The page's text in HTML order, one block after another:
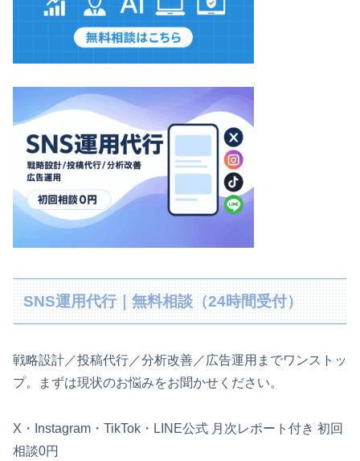
SNS運用代行｜無料相談（24時間受付）
戦略設計／投稿代行／分析改善／広告運用までワンストッ
プ。まずは現状のお悩みをお聞かせください。
X・Instagram・TikTok・LINE公式 月次レポート付き 初回
相談0円